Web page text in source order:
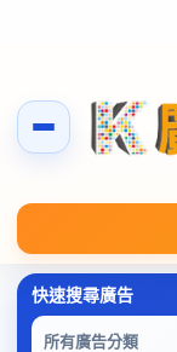
所有廣告分類